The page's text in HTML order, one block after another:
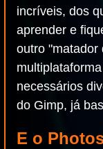
incríveis, dos
aprender e
outro "matador
necessários
do Gimp, já
E o